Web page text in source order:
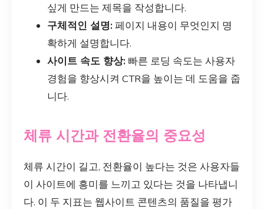
싶게 만드는 제목을 작성합니다.
구체적인 설명: 페이지 내용이 무엇인지 명
확하게 설명합니다.
사이트 속도 향상: 빠른 로딩 속도는 사용자
경험을 향상시켜 CTR을 높이는 데 도움을 줍
니다.
체류 시간과 전환율의 중요성
체류 시간이 길고, 전환율이 높다는 것은 사용자들
이 사이트에 흥미를 느끼고 있다는 것을 나타냅니
다. 이 두 지표는 웹사이트 콘텐츠의 품질을 평가